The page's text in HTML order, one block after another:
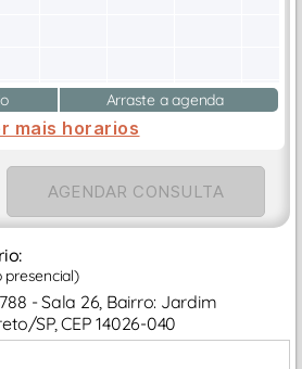
Arraste a agenda
mais horarios
AGENDAR CONSULTA
- Sala 26, Bairro: Jardim
SP, CEP 14026-040